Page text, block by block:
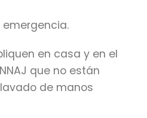
en casa y en el
que no están
de manos